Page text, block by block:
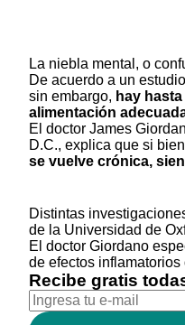
La niebla mental, o
De acuerdo a un
sin embargo, hay
alimentación
El doctor James
D.C., explica que si bien
se vuelve crónica,
Distintas
de la Universidad de
El doctor Giordano
de efectos
Recibe gratis